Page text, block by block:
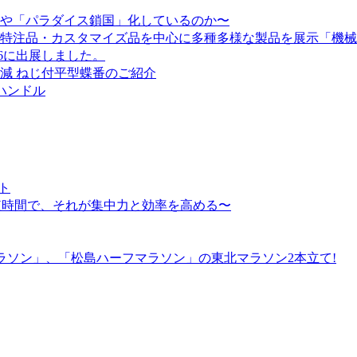
「パラダイス鎖国」化しているのか〜
注品・カスタマイズ品を中心に多種多様な製品を展示「機
出展しました。
ねじ付平型蝶番のご紹介
ンドル
間で、それが集中力と効率を高める〜
ン」、「松島ハーフマラソン」の東北マラソン2本立て!